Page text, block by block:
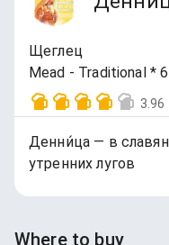
Щеглец
Mead - Traditional *
3.96
Денни́ца — в
утренних лугов
Where to buy